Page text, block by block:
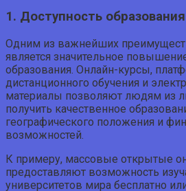
1. Доступность образования
Одним из важнейших
является значительное
образования. Онлайн-курсы,
дистанционного обучения и
материалы позволяют людям из
получить качественное
географического положения и
возможностей.
К примеру, массовые открытые
предоставляют возможность
университетов мира бесплатно